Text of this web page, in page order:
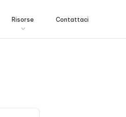
Risorse Contattaci